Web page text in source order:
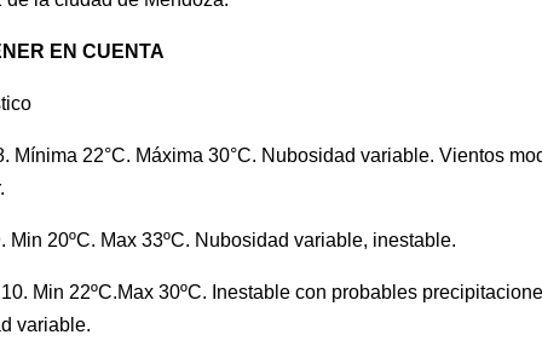
EN CUENTA
Mínima 22°C. Máxima 30°C. Nubosidad variable. Vientos
Min 20ºC. Max 33ºC. Nubosidad variable, inestable.
Min 22ºC.Max 30ºC. Inestable con probables
variable.